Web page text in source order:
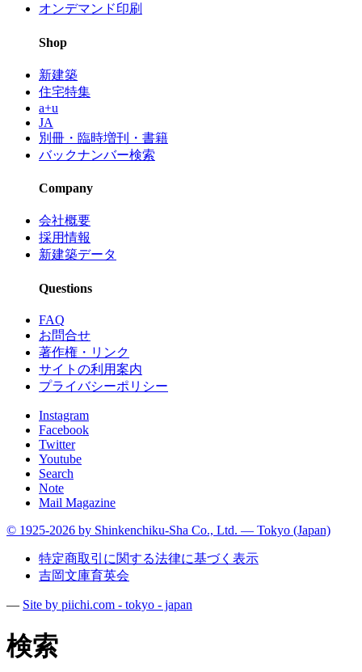
オンデマンド印刷
Shop
新建築
住宅特集
a+u
JA
別冊・臨時増刊・書籍
バックナンバー検索
Company
会社概要
採用情報
新建築データ
Questions
FAQ
お問合せ
著作権・リンク
サイトの利用案内
プライバシーポリシー
Instagram
Facebook
Twitter
Youtube
Search
Note
Mail Magazine
© 1925-2026 by Shinkenchiku-Sha Co., Ltd. — Tokyo (Japan)
特定商取引に関する法律に基づく表示
吉岡文庫育英会
— Site by piichi.com - tokyo - japan
検索